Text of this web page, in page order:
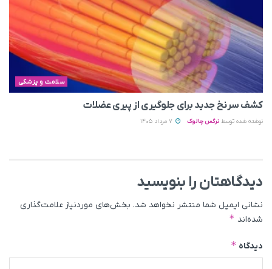
سلامت و پزشکی
کشف سرنخ جدید برای جلوگیری از پیری عضلات
نوشته شده توسط نرگس چالوک
دیدگاهتان را بنویسید
نشانی ایمیل شما منتشر نخواهد شد. بخش‌های موردنیاز علامت‌گذاری
شده‌اند *
دیدگاه *